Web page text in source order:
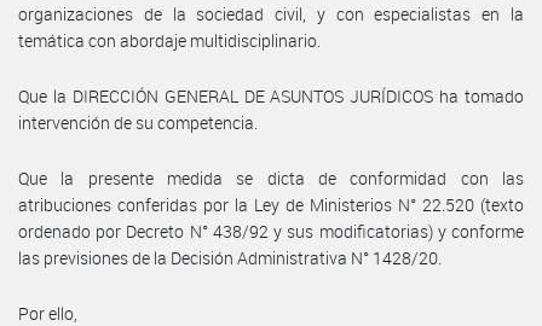
organizaciones de la sociedad civil, y con especialistas en la
temática con abordaje multidisciplinario.
Que la DIRECCIÓN GENERAL DE ASUNTOS JURÍDICOS ha tomado
intervención de su competencia.
Que la presente medida se dicta de conformidad con las
atribuciones conferidas por la Ley de Ministerios N° 22.520 (texto
ordenado por Decreto N° 438/92 y sus modificatorias) y conforme
las previsiones de la Decisión Administrativa N° 1428/20.
Por ello,